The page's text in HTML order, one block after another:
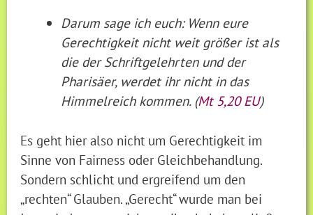
Darum sage ich euch: Wenn eure
Gerechtigkeitnicht weit größer ist als
die der Schriftgelehrten und der
Pharisäer, werdet ihr nicht in das
Himmelreich kommen. (Mt 5,20 EU)
Es geht hier also nicht um Gerechtigkeit im
Sinne von Fairness oder Gleichbehandlung.
Sondern schlicht und ergreifend um den
„rechten“ Glauben. „Gerecht“ wurde man bei